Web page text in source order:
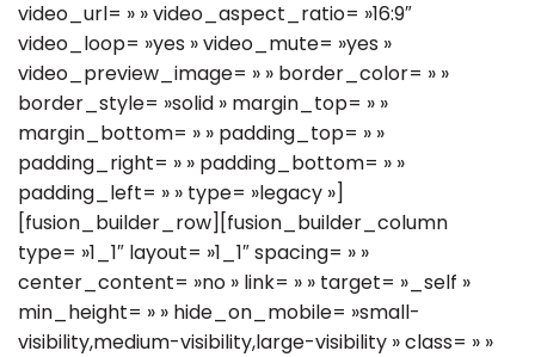
video_url= » » video_aspect_ratio= »16:9″
video_loop= »yes » video_mute= »yes »
video_preview_image= » » border_color= » »
border_style= »solid » margin_top= » »
margin_bottom= » » padding_top= » »
padding_right= » » padding_bottom= » »
padding_left= » » type= »legacy »]
[fusion_builder_row][fusion_builder_column
type= »1_1″ layout= »1_1″ spacing= » »
center_content= »no » link= » » target= »_self »
min_height= » » hide_on_mobile= »small-
visibility,medium-visibility,large-visibility » class= » »